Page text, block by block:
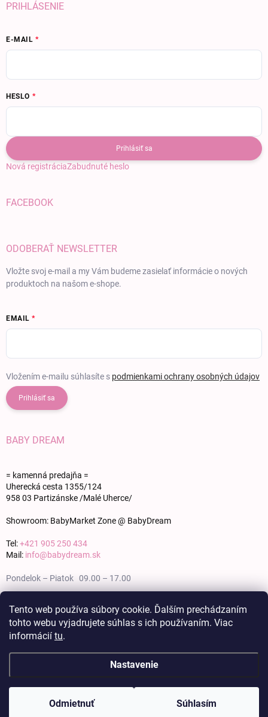
Tento web používa súbory cookie. Ďalším prechádzaním
tohto webu vyjadrujete súhlas s ich používaním. Viac
informácií tu.
Nastavenie
Odmietnuť Súhlasím
PRIHLÁSENIE
E-MAIL
HESLO
Prihlásiť sa
Nová registráciaZabudnuté heslo
FACEBOOK
ODOBERAŤ NEWSLETTER
Vložte svoj e-mail a my Vám budeme zasielať informácie o nových
produktoch na našom e-shope.
EMAIL
Vložením e-mailu súhlasíte s podmienkami ochrany osobných údajov
Prihlásiť sa
BABY DREAM
= kamenná predajňa =
Uherecká cesta 1355/124
958 03 Partizánske /Malé Uherce/
Showroom: BabyMarket Zone @ BabyDream
Tel:+421 905 250 434
Mail: info@babydream.sk
Pondelok – Piatok 09.00 – 17.00
Nedeľa zatvorené
Copyright 2026BABY DREAM. Všetky práva vyhradené.Upraviť nastavenie